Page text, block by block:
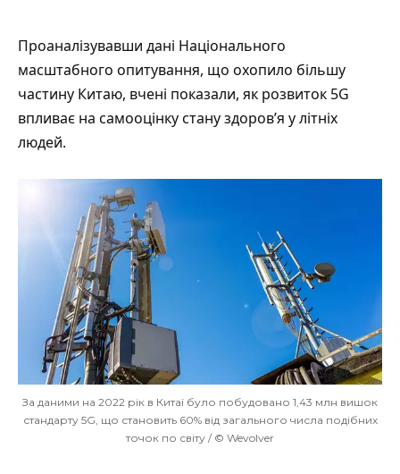
Проаналізувавши дані Національного
масштабного опитування, що охопило більшу
частину Китаю, вчені показали, як розвиток 5G
впливає на самооцінку стану здоров’я у літніх
людей.
За даними на 2022 рік в Китаї було побудовано 1,43 млн вишок
стандарту 5G, що становить 60% від загального числа подібних
точок по світу / © Wevolver